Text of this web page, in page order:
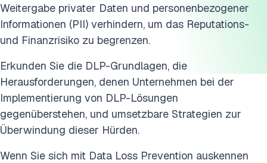
Weitergabe privater Daten und personenbezogener
Informationen (PII) verhindern, um das Reputations-
und Finanzrisiko zu begrenzen.
Erkunden Sie die DLP-Grundlagen, die
Herausforderungen, denen Unternehmen bei der
Implementierung von DLP-Lösungen
gegenüberstehen, und umsetzbare Strategien zur
Überwindung dieser Hürden.
Wenn Sie sich mit Data Loss Prevention auskennen